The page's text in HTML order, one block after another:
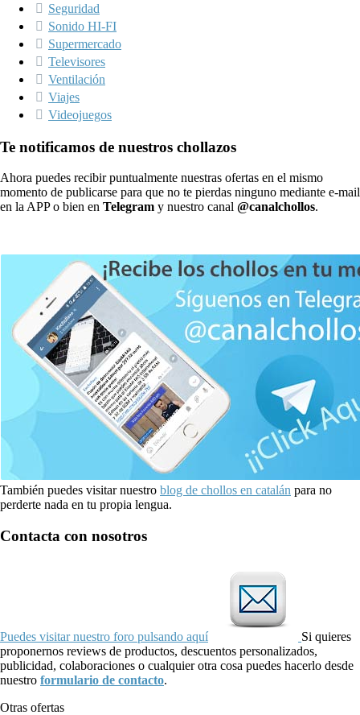
Seguridad
Sonido HI-FI
Supermercado
Televisores
Ventilación
Viajes
Videojuegos
Te notificamos de nuestros chollazos
Ahora puedes recibir puntualmente nuestras ofertas en el mismo
momento de publicarse para que no te pierdas ninguno mediante e-mail
en la APP o bien en Telegram y nuestro canal @canalchollos.
También puedes visitar nuestro blog de chollos en catalán para no
perderte nada en tu propia lengua.
Contacta con nosotros
Puedes visitar nuestro foro pulsando aquí
Si quieres
proponernos reviews de productos, descuentos personalizados,
publicidad, colaboraciones o cualquier otra cosa puedes hacerlo desde
nuestro formulario de contacto.
Otras ofertas